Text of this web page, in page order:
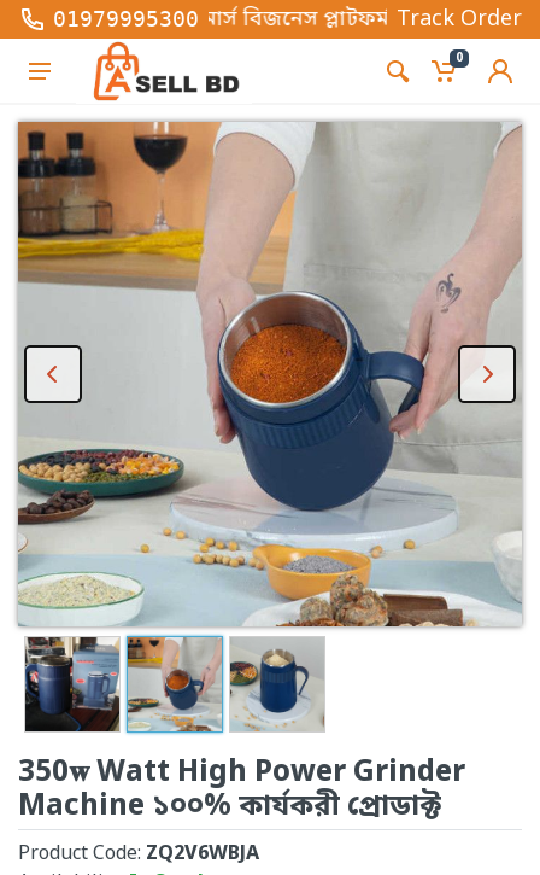
01979995300
কমার্স বিজনেস প্লাটফর্ম , এখানে সব ধরনের ফ্যাশন
Track Order
0
350𝐰 Watt High Power Grinder
Machine ১০০% কার্যকরী প্রোডাক্ট
Product Code: ZQ2V6WBJA